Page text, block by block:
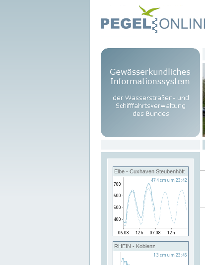
Elbe - Cuxhaven Steubenhöft
RHEIN - Koblenz